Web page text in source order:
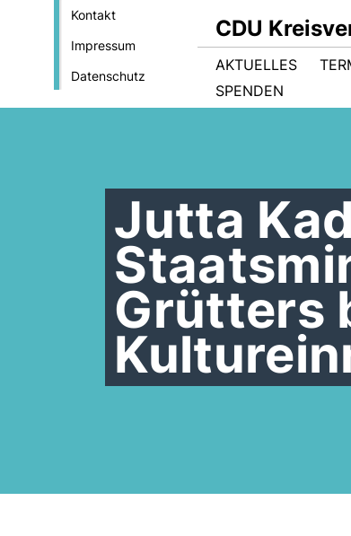
Kontakt
Impressum
Datenschutz
CDU
AKTUELLES
SPENDEN
Jutta
Grütters